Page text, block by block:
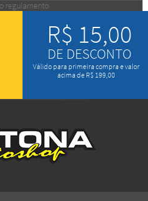
R$ 15,00
DE DESCONTO
Válido para primeira compra e valor
acima de R$ 199,00